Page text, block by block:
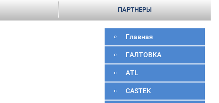
ПАРТНЕРЫ
Главная
ГАЛТОВКА
ATL
CASTEK